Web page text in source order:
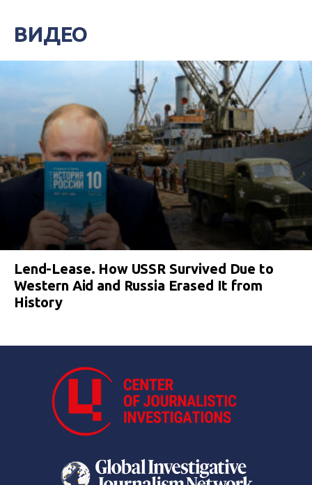
ВИДЕО
Lend-Lease. How USSR Survived Due to
Western Aid and Russia Erased It from
History